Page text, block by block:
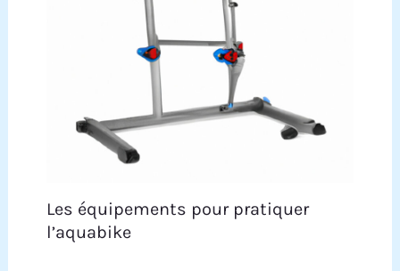
Les équipements pour pratiquer
l’aquabike